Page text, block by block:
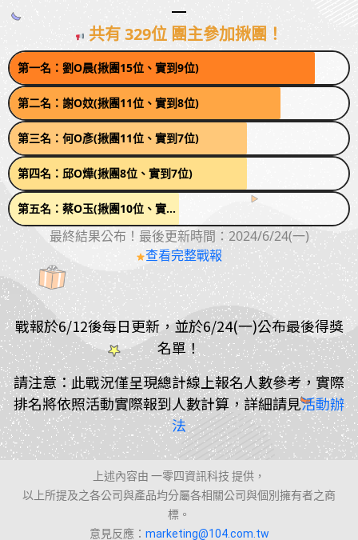
共有 329位 團主參加揪團！
第一名：劉O晨(揪團15位、實到9位)
第二名：謝O妏(揪團11位、實到8位)
第三名：何O彥(揪團11位、實到7位)
第四名：邱O燁(揪團8位、實到7位)
第五名：蔡O玉(揪團10位、實到4位)
最終結果公布！最後更新時間：2024/6/24(一)
查看完整戰報
戰報於6/12後每日更新，並於6/24(一)公布最後得獎
名單！
請注意：此戰況僅呈現總計線上報名人數參考，實際
排名將依照活動實際報到人數計算，詳細請見活動辦
法
上述內容由 一零四資訊科技 提供，
以上所提及之各公司與產品均分屬各相關公司與個別擁有者之商
標。
意見反應： marketing@104.com.tw